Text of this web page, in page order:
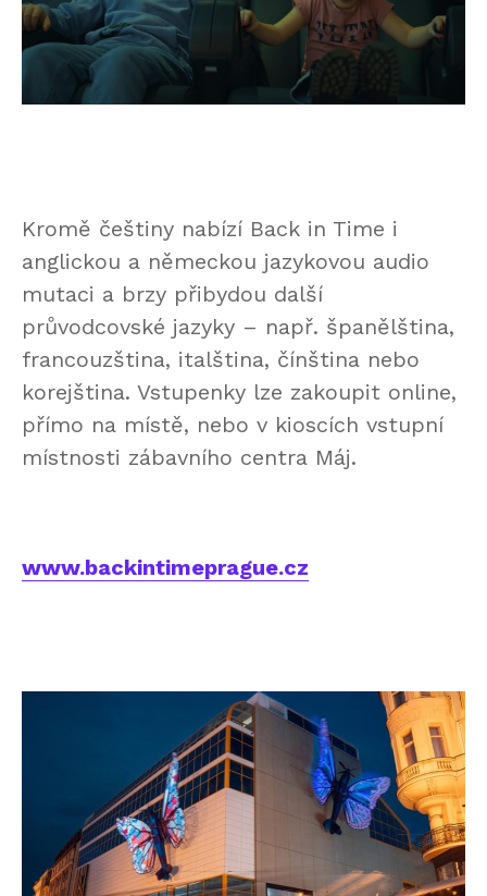
Kromě češtiny nabízí Back in Time i
anglickou a německou jazykovou audio
mutaci a brzy přibydou další
průvodcovské jazyky – např. španělština,
francouzština, italština, čínština nebo
korejština. Vstupenky lze zakoupit online,
přímo na místě, nebo v kioscích vstupní
místnosti zábavního centra Máj.
www.backintimeprague.cz